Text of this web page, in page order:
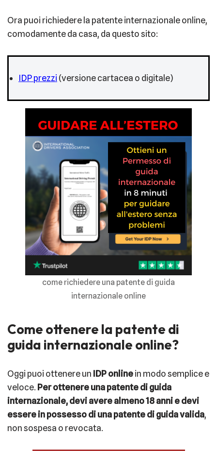
Ora puoi richiedere la patente internazionale online,
comodamente da casa, da questo sito:
IDP prezzi (versione cartacea o digitale)
come richiedere una patente di guida
internazionale online
Come ottenere la patente di
guida internazionale online?
Oggi puoi ottenere un IDP onlinein modo semplice e
veloce. Per ottenere una patente di guida
internazionale, devi avere almeno 18 anni e devi
essere in possesso di una patente di guida valida,
non sospesa o revocata.